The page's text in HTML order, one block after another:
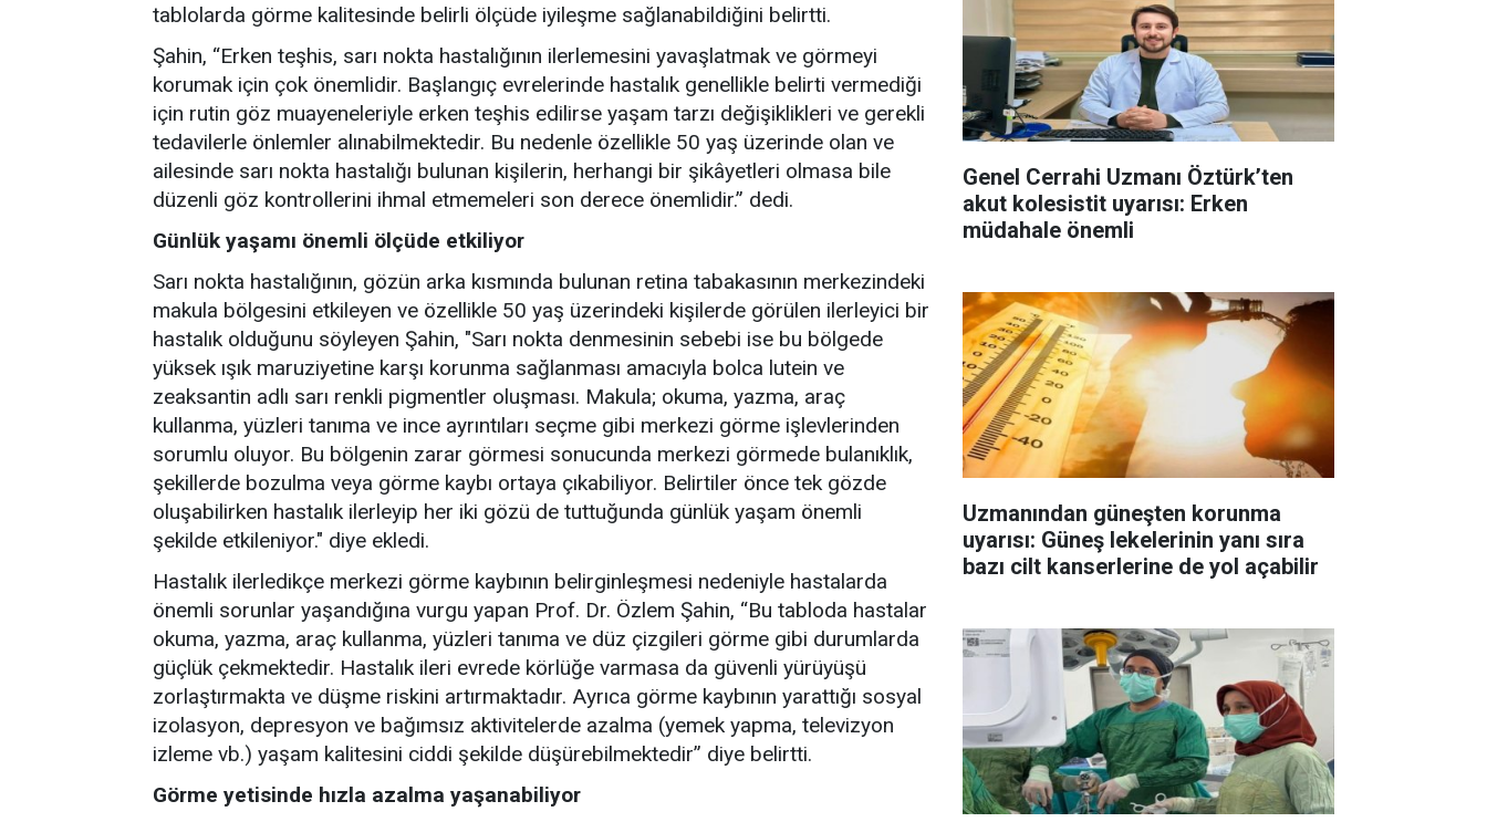
tablolarda görme kalitesinde belirli ölçüde iyileşme sağlanabildiğini belirtti.
Şahin, “Erken teşhis, sarı nokta hastalığının ilerlemesini yavaşlatmak ve görmeyi
korumak için çok önemlidir. Başlangıç evrelerinde hastalık genellikle belirti vermediği
için rutin göz muayeneleriyle erken teşhis edilirse yaşam tarzı değişiklikleri ve gerekli
tedavilerle önlemler alınabilmektedir. Bu nedenle özellikle 50 yaş üzerinde olan ve
ailesinde sarı nokta hastalığı bulunan kişilerin, herhangi bir şikâyetleri olmasa bile
düzenli göz kontrollerini ihmal etmemeleri son derece önemlidir.” dedi.
Günlük yaşamı önemli ölçüde etkiliyor
Sarı nokta hastalığının, gözün arka kısmında bulunan retina tabakasının merkezindeki
makula bölgesini etkileyen ve özellikle 50 yaş üzerindeki kişilerde görülen ilerleyici bir
hastalık olduğunu söyleyen Şahin, "Sarı nokta denmesinin sebebi ise bu bölgede
yüksek ışık maruziyetine karşı korunma sağlanması amacıyla bolca lutein ve
zeaksantin adlı sarı renkli pigmentler oluşması. Makula; okuma, yazma, araç
kullanma, yüzleri tanıma ve ince ayrıntıları seçme gibi merkezi görme işlevlerinden
sorumlu oluyor. Bu bölgenin zarar görmesi sonucunda merkezi görmede bulanıklık,
şekillerde bozulma veya görme kaybı ortaya çıkabiliyor. Belirtiler önce tek gözde
oluşabilirken hastalık ilerleyip her iki gözü de tuttuğunda günlük yaşam önemli
şekilde etkileniyor." diye ekledi.
Hastalık ilerledikçe merkezi görme kaybının belirginleşmesi nedeniyle hastalarda
önemli sorunlar yaşandığına vurgu yapan Prof. Dr. Özlem Şahin, “Bu tabloda hastalar
okuma, yazma, araç kullanma, yüzleri tanıma ve düz çizgileri görme gibi durumlarda
güçlük çekmektedir. Hastalık ileri evrede körlüğe varmasa da güvenli yürüyüşü
zorlaştırmakta ve düşme riskini artırmaktadır. Ayrıca görme kaybının yarattığı sosyal
izolasyon, depresyon ve bağımsız aktivitelerde azalma (yemek yapma, televizyon
izleme vb.) yaşam kalitesini ciddi şekilde düşürebilmektedir” diye belirtti.
Görme yetisinde hızla azalma yaşanabiliyor
Genel Cerrahi Uzmanı Öztürk’ten
akut kolesistit uyarısı: Erken
müdahale önemli
Uzmanından güneşten korunma
uyarısı: Güneş lekelerinin yanı sıra
bazı cilt kanserlerine de yol açabilir